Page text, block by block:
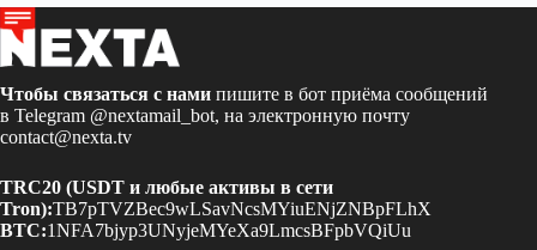
Чтобы связаться с нами пишите в бот приёма сообщений
в Telegram @nextamail_bot, на электронную почту
contact@nexta.tv
TRC20 (USDT и любые активы в сети
Tron):TB7pTVZBec9wLSavNcsMYiuENjZNBpFLhX
BTC:1NFA7bjyp3UNyjeMYeXa9LmcsBFpbVQiUu